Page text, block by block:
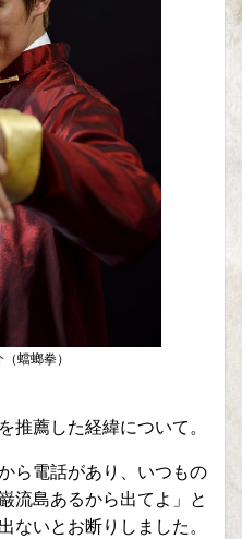
蟷螂拳）
推薦した経緯について。
ら電話があり、いつもの
流島あるから出てよ」と
ないとお断りしました。